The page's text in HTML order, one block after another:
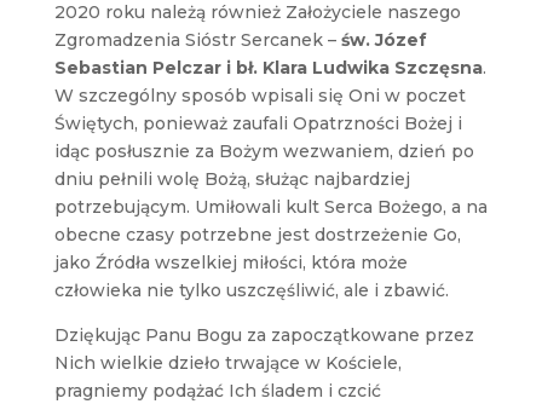
2020 roku należą również Założyciele naszego
Zgromadzenia Sióstr Sercanek – św. Józef
Sebastian Pelczar i bł. Klara Ludwika Szczęsna.
W szczególny sposób wpisali się Oni w poczet
Świętych, ponieważ zaufali Opatrzności Bożej i
idąc posłusznie za Bożym wezwaniem, dzień po
dniu pełnili wolę Bożą, służąc najbardziej
potrzebującym. Umiłowali kult Serca Bożego, a na
obecne czasy potrzebne jest dostrzeżenie Go,
jako Źródła wszelkiej miłości, która może
człowieka nie tylko uszczęśliwić, ale i zbawić.
Dziękując Panu Bogu za zapoczątkowane przez
Nich wielkie dzieło trwające w Kościele,
pragniemy podążać Ich śladem i czcić